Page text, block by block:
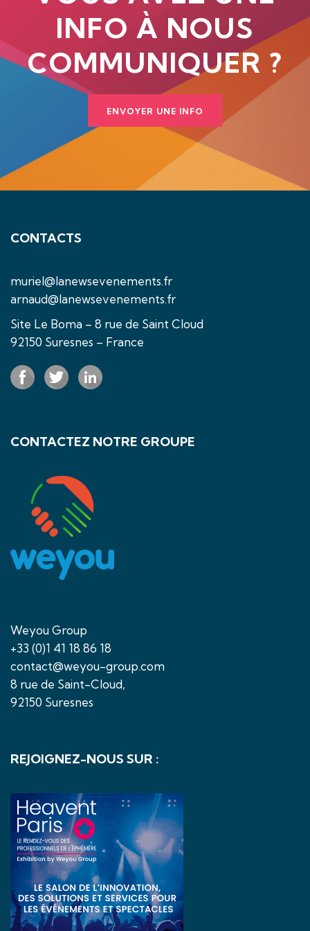
INFO À NOUS
COMMUNIQUER ?
ENVOYER UNE INFO
CONTACTS
muriel@lanewsevenements.fr
arnaud@lanewsevenements.fr
Site Le Boma – 8 rue de Saint Cloud
92150 Suresnes – France
CONTACTEZ NOTRE GROUPE
Weyou Group
+33 (0)1 41 18 86 18
contact@weyou-group.com
8 rue de Saint-Cloud,
92150 Suresnes
REJOIGNEZ-NOUS SUR :